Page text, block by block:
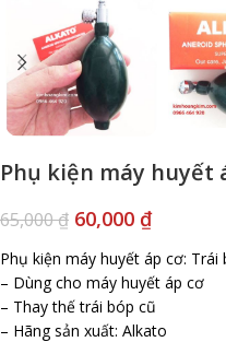
Phụ kiện máy huyết
65,000₫ 60,000 ₫
Phụ kiện máy huyết áp cơ: Trái
– Dùng cho máy huyết áp cơ
– Thay thế trái bóp cũ
– Hãng sản xuất: Alkato